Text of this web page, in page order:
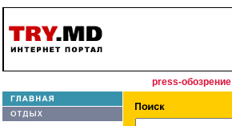
press-обозрение